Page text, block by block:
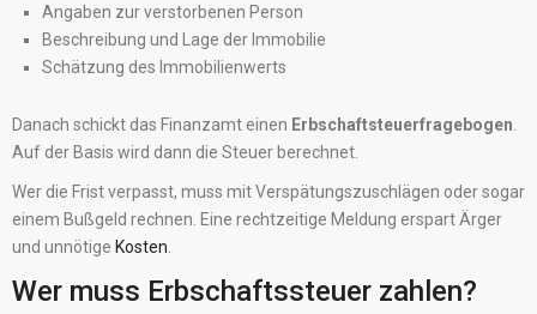
Angaben zur verstorbenen Person
Beschreibung und Lage der Immobilie
Schätzung des Immobilienwerts
Danach schickt das Finanzamt einen Erbschaftsteuerfragebogen
Auf der Basis wird dann die Steuer berechnet.
Wer die Frist verpasst, muss mit Verspätungszuschlägen oder sogar
einem Bußgeld rechnen. Eine rechtzeitige Meldung erspart Ärger
und unnötige Kosten
Wer muss Erbschaftssteuer zahlen?